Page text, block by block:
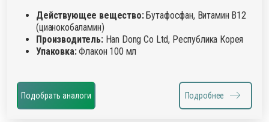
Действующее вещество:Бутафосфан, Витамин В12
(цианокобаламин)
Производитель:Han Dong Co Ltd, Республика Корея
Упаковка:Флакон 100 мл
Подобрать аналоги Подробнее